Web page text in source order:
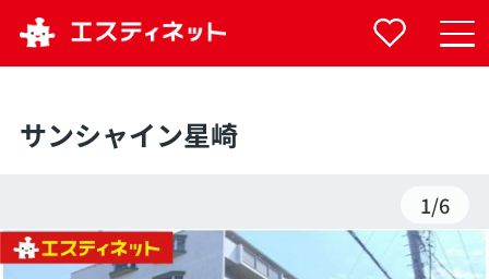
サンシャイン星崎
1/6